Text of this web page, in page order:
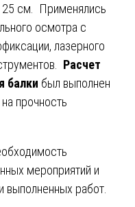
25 см. Применялись
осмотра с
лазерного
Расчет
балки был выполнен
прочность
мероприятий и
работ.